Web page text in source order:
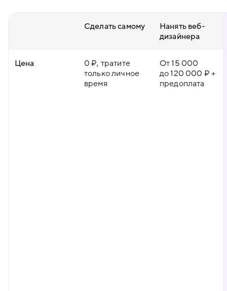
Сделать самому
Нанять веб-
дизайнера
Цена
0 ₽, тратите
только личное
время
От 15 000
до 120 000 ₽ +
предоплата